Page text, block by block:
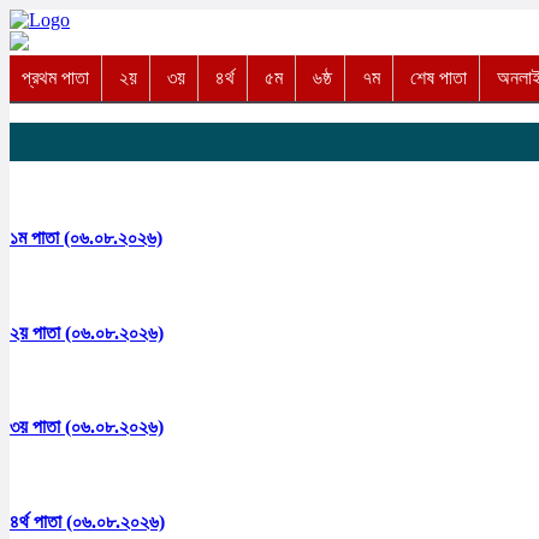
প্রথম পাতা ২য় ৩য় ৪র্থ ৫ম ৬ষ্ঠ ৭ম শেষ পাতা
১ম পাতা (০৬.০৮.২০২৬)
২য় পাতা (০৬.০৮.২০২৬)
৩য় পাতা (০৬.০৮.২০২৬)
৪র্থ পাতা (০৬.০৮.২০২৬)